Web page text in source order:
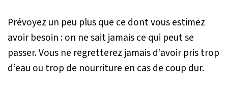
Prévoyez un peu plus que ce dont vous estimez
avoir besoin : on ne sait jamais ce qui peut se
passer. Vous ne regretterez jamais d’avoir pris trop
d’eau ou trop de nourriture en cas de coup dur.